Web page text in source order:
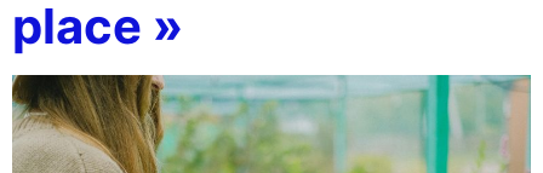
place »